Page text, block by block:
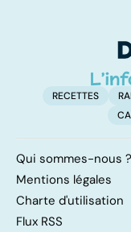
RECETTES
Qui sommes-nous ?
Mentions légales
Charte d'utilisation
Flux RSS